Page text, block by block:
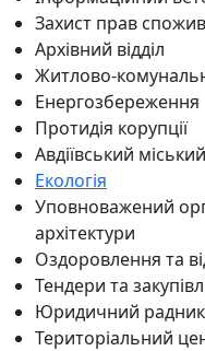
Захист прав
Архівний відділ
Житлово-
Енергозбереження
Протидія корупції
Авдіївський
Екологія
Уповноважений
архітектури
Оздоровлення та
Тендери та
Юридичний радник
Територіальний